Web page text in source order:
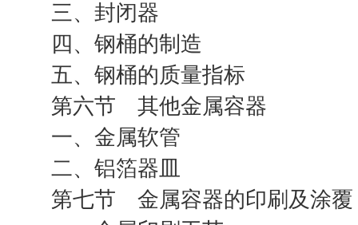
三、封闭器
四、钢桶的制造
五、钢桶的质量指标
第六节 其他金属容器
一、金属软管
二、铝箔器皿
第七节 金属容器的印刷及涂覆